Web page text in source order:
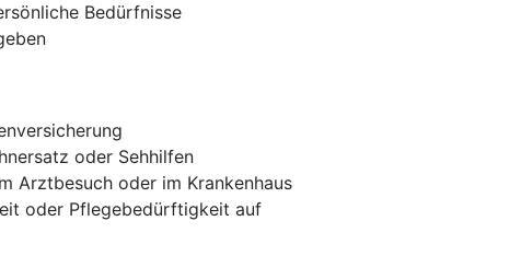
Bedürfnisse
oder Sehhilfen
Arztbesuch oder im Krankenhaus
oder Pflegebedürftigkeit auf